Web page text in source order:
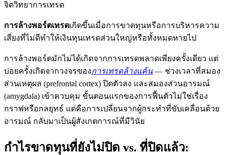
จิตวิทยาการเทรด
การล้างพอร์ตเทรดเกิดขึ้นเมื่อการขาดทุนหรือการบริหารความ
เสี่ยงที่ไม่ดีทำให้เงินทุนเทรดส่วนใหญ่หรือทั้งหมดหายไป
การล้างพอร์ตมักไม่ได้เกิดจากการเทรดพลาดเพียงครั้งเดียว แต่
บ่อยครั้งเกิดจากวงจรของการเทรดล้างแค้น — ช่วงเวลาที่สมอง
ส่วนเหตุผล (prefrontal cortex) ปิดตัวลง และสมองส่วนอารมณ์
(amygdala) เข้าควบคุม ขั้นตอนแรกของการฟื้นตัวไม่ใช่เรื่อง
กราฟหรือกลยุทธ์ แต่คือการเปลี่ยนจากผู้กระทำที่ขับเคลื่อนด้วย
อารมณ์ กลับมาเป็นผู้สังเกตการณ์ที่มีวินัย
กำไรขาดทุนที่ยังไม่ปิด vs. ที่ปิดแล้ว: